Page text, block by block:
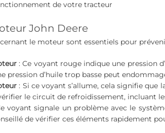
de votre tracteur
John Deere
le moteur sont essentiels pour
: Ce voyant rouge indique une pression
pression d’huile trop basse peut
: Si ce voyant s’allume, cela signifie
le circuit de refroidissement, incluant
voyant signale un problème avec le
de vérifier ces éléments rapidement